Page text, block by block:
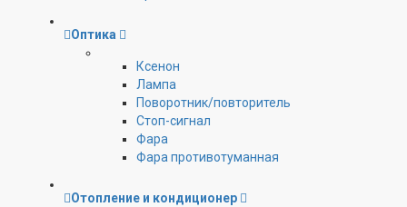
Оптика
Ксенон
Лампа
Поворотник/повторитель
Стоп-сигнал
Фара
Фара противотуманная
Отопление и кондиционер